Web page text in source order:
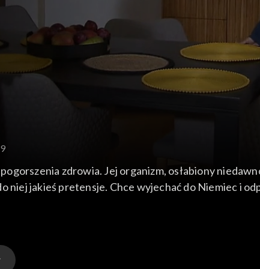
zdrowia. Jej organizm, osłabiony
niej jakieś pretensje. Chce wyjechać do Niemiec i